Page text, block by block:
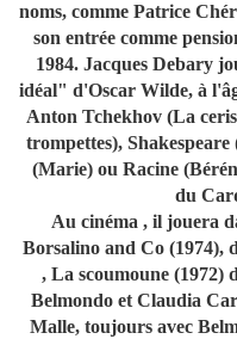
noms, comme Patrice
son entrée comme
1984. Jacques Debary
idéal" d'Oscar Wilde, à
Anton Tchekhov (La
trompettes),
(Marie) ou Racine
du
Au cinéma , il jouera
Borsalino and Co (1974),
, La scoumoune (1972)
Belmondo et Claudia
Malle, toujours avec